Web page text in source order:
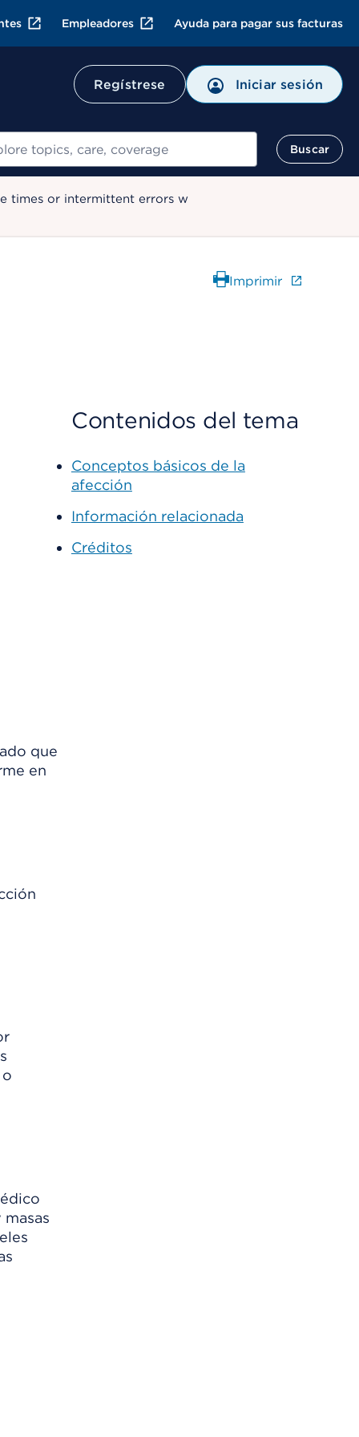
Empleadores Ayuda para pagar sus facturas
Regístrese Iniciar sesión
Buscar
times or intermittent errors w
Imprimir
que
en
Contenidos del tema
Conceptos básicos de la
afección
Información relacionada
Créditos